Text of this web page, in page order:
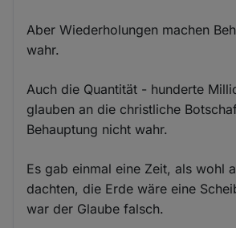
Aber Wiederholungen machen
wahr.
Auch die Quantität - hunderte
glauben an die christliche
Behauptung nicht wahr.
Es gab einmal eine Zeit, als wohl
dachten, die Erde wäre eine
war der Glaube falsch.